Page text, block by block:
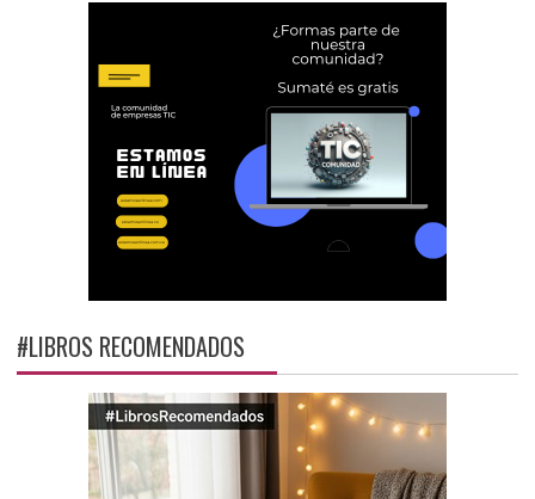
#LIBROS RECOMENDADOS